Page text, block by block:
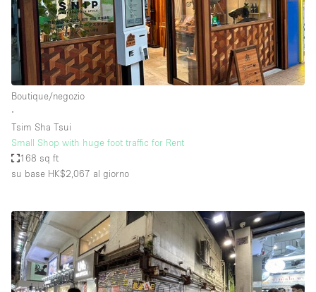
Boutique/negozio
∙
Tsim Sha Tsui
Small Shop with huge foot traffic for Rent
168 sq ft
su base HK$2,067 al giorno